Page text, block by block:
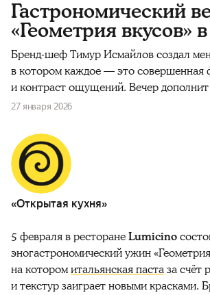
Гастрономический
«Геометрия вкусов»
Бренд-шеф Тимур Исмайлов создал
в котором каждое — это совершенная
и контраст ощущений. Вечер
27 января 2026
«Открытая кухня»
5 февраля в ресторанеLumicino
эногастрономический ужин
на которомитальянская пастаза счёт
и текстур заиграет новыми красками.